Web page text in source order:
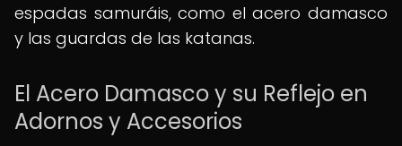
espadas samuráis, como el acero damasco
y las guardas de las katanas.
El Acero Damasco y su Reflejo en
Adornos y Accesorios